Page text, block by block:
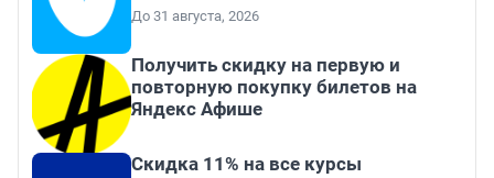
До 31 августа, 2026
Получить скидку на первую и
повторную покупку билетов на
Яндекс Афише
Скидка 11% на все курсы